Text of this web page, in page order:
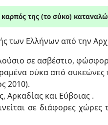
της (το σύκο)
των Ελλήνων από την
σε ασβέστιο,
σύκα από
2010).
Aρκαδίας και Εύβοιας .
σε διάφορες